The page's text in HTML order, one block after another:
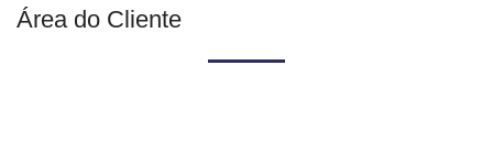
Área do Cliente